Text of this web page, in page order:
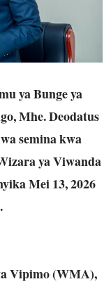
ya Bunge ya
Mhe. Deodatus
semina kwa
ya Viwanda
Mei 13, 2026
Vipimo (WMA),